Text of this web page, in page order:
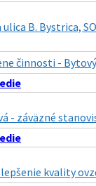
B. Bystrica,
činnosti - Bytový
- záväzné
kvality